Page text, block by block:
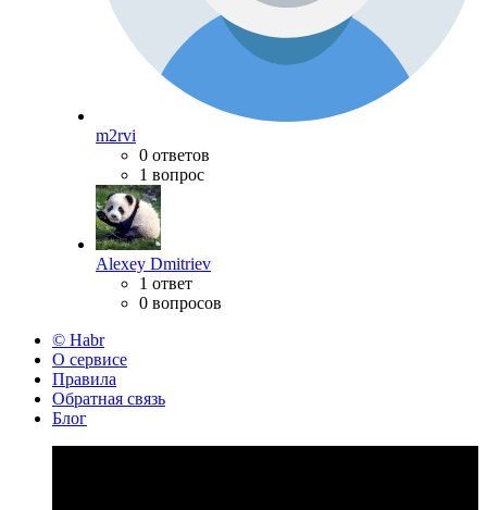
m2rvi
0 ответов
1 вопрос
Alexey Dmitriev
1 ответ
0 вопросов
© Habr
О сервисе
Правила
Обратная связь
Блог